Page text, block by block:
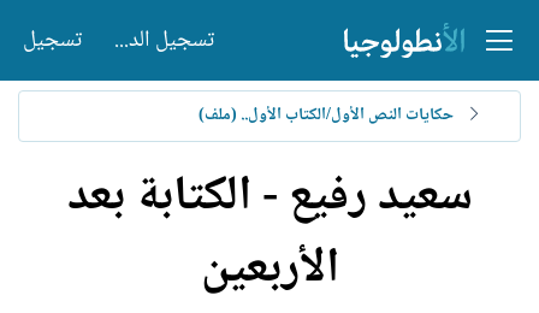
تسجيل الدخول تسجيل
حكايات النص الأول/الكتاب الأول.. (ملف)
سعيد رفيع - الكتابة بعد
الأربعين